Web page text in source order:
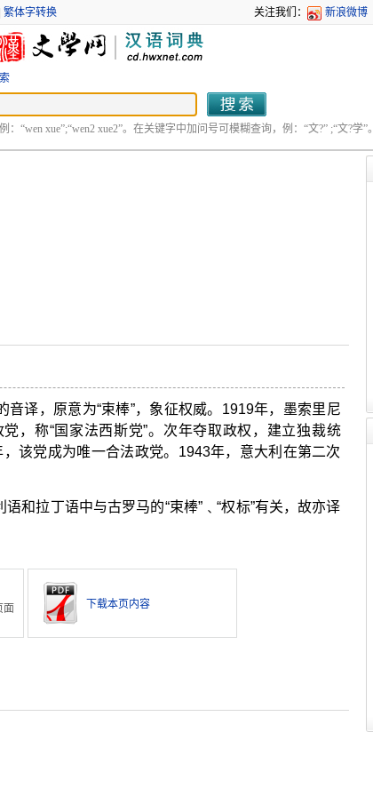
繁体字转换 关注我们： 新浪微博
：“wen xue”;“wen2 xue2”。在关键字中加问号可模糊查询，例：“文?” ;“文?学”。
音译，原意为“束棒”，象征权威。1919年，墨索里尼
，称“国家法西斯党”。次年夺取政权，建立独裁统
该党成为唯一合法政党。1943年，意大利在第二次
和拉丁语中与古罗马的“束棒”﹑“权标”有关，故亦译
面
下载本页内容